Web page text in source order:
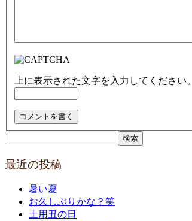
上に表示された文字を入力してください。
最近の投稿
暑い夏
お久しぶりかな？笑
土用丑の日